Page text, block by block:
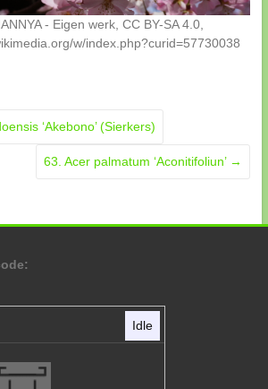
- Eigen werk, CC BY-SA 4.0,
w/index.php?curid=57730038
‘Akebono’ (Sierkers)
63. Acer palmatum ‘Aconitifoliun’ →
Idle